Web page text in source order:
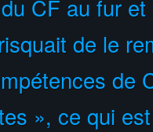
CF au fur
de le
de
», ce qui